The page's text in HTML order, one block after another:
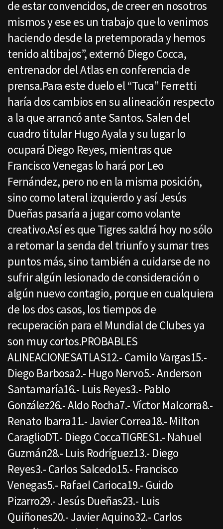
de estar convencidos, de creer en nosotros
mismos y ese es un trabajo que lo venimos
haciendo desde la pretemporada y hemos
tenido altibajos”, externó Diego Cocca,
entrenador del Atlas en conferencia de
prensa.Para este duelo el “Tuca” Ferretti
haría dos cambios en su alineación respecto
a la que arrancó ante Santos. Salen del
cuadro titular Hugo Ayala y su lugar lo
ocupará Diego Reyes, mientras que
Francisco Venegas lo hará por Leo
Fernández, pero no en la misma posición,
sino como lateral izquierdo y así Jesús
Dueñas pasaría a jugar como volante
creativo.Así es que Tigres saldrá hoy no sólo
a retomar la senda del triunfo y sumar tres
puntos más, sino también a cuidarse de no
sufrir algún lesionado de consideración o
algún nuevo contagio, porque en cualquiera
de los dos casos, los tiempos de
recuperación para el Mundial de Clubes ya
son muy cortos.PROBABLES
ALINEACIONESATLAS12.- Camilo Vargas15.-
Diego Barbosa2.- Hugo Nervo5.- Anderson
Santamaría16.- Luis Reyes3.- Pablo
González26.- Aldo Rocha7.- Víctor Malcorra8.-
Renato Ibarra11.- Javier Correa18.- Milton
CaraglioDT.- Diego CoccaTIGRES1.- Nahuel
Guzmán28.- Luis Rodríguez13.- Diego
Reyes3.- Carlos Salcedo15.- Francisco
Venegas5.- Rafael Carioca19.- Guido
Pizarro29.- Jesús Dueñas23.- Luis
Quiñones20.- Javier Aquino32.- Carlos